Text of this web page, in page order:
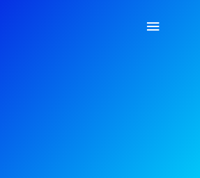
Glavni